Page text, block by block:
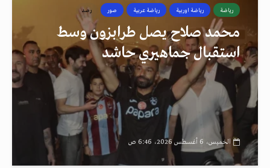
رياضة رياضة اوربية رياضة عربية صور رصد
محمد صلاح يصل طرابزون وسط
استقبال جماهيري حاشد
الخميس، 6 أغسطس 2026، 6:46 ص